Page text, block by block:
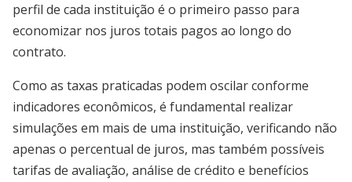
perfil de cada instituição é o primeiro passo para
economizar nos juros totais pagos ao longo do
contrato.
Como as taxas praticadas podem oscilar conforme
indicadores econômicos, é fundamental realizar
simulações em mais de uma instituição, verificando não
apenas o percentual de juros, mas também possíveis
tarifas de avaliação, análise de crédito e benefícios